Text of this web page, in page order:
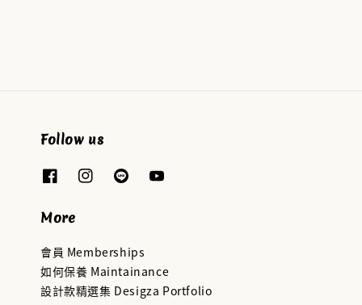
Follow us
More
會員 Memberships
如何保養 Maintainance
設計款精選集 Desigza Portfolio